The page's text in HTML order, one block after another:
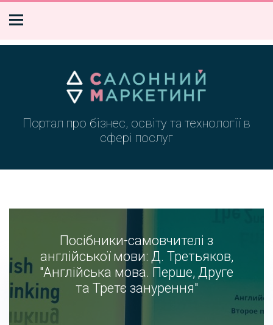
Портал про бізнес, освіту та технології в
сфері послуг
Посібники-самовчителі з
англійської мови: Д. Третьяков,
"Англійська мова. Перше, Друге
та Третє занурення"